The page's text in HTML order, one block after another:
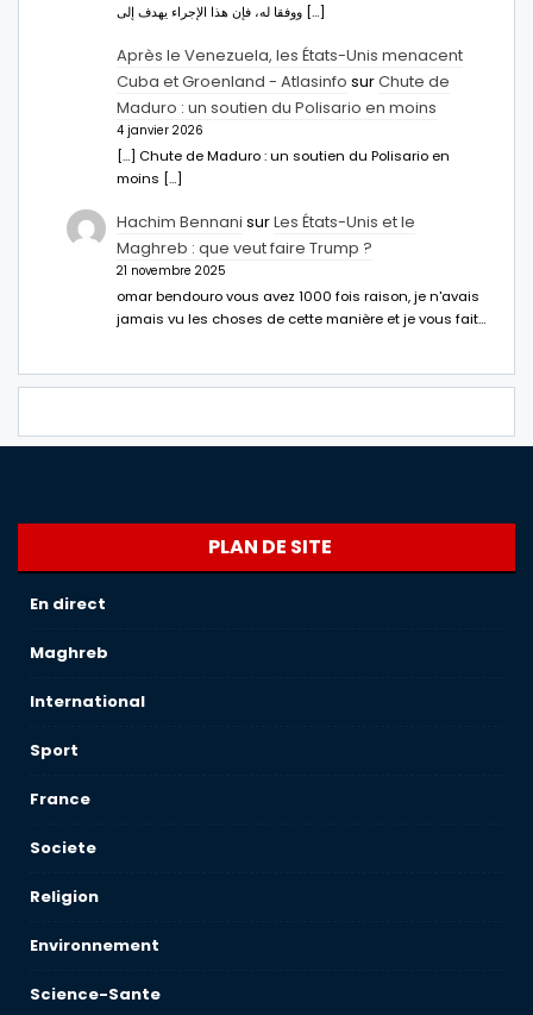
ووفقا له، فإن هذا الإجراء يهدف إلى […]
Après le Venezuela, les États-Unis menacent
Cuba et Groenland - Atlasinfo surChute de
Maduro : un soutien du Polisario en moins
4 janvier 2026
[…] Chute de Maduro : un soutien du Polisario en
moins […]
Hachim Bennani surLes États-Unis et le
Maghreb : que veut faire Trump ?
21 novembre 2025
omar bendouro vous avez 1000 fois raison, je n'avais
jamais vu les choses de cette manière et je vous fait…
PLAN DE SITE
En direct
Maghreb
International
Sport
France
Societe
Religion
Environnement
Science-Sante